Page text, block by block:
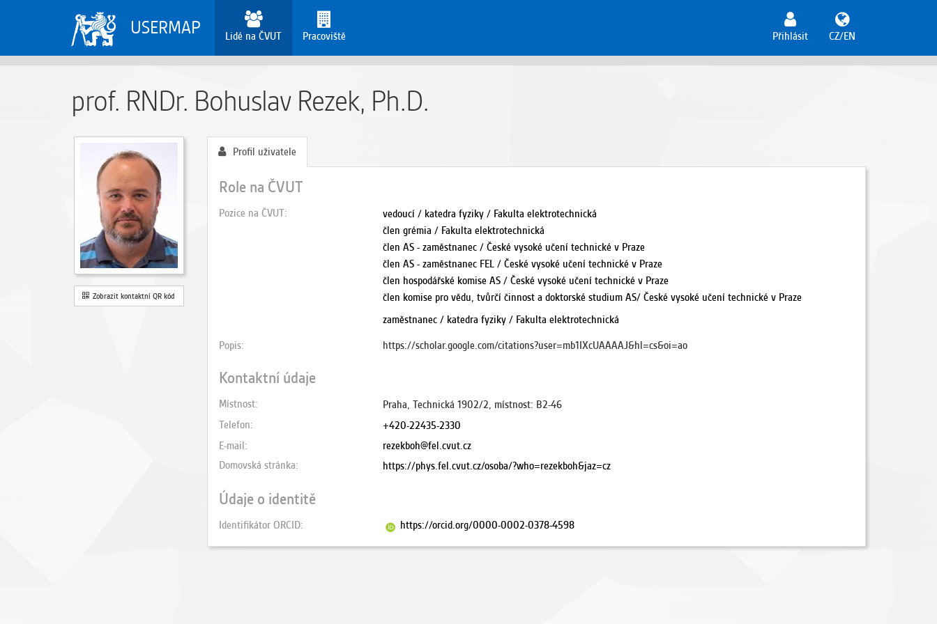
USERMAP Lidé na ČVUT Pracoviště Přihlásit CZ/EN
prof. RNDr. Bohuslav Rezek, Ph.D.
Zobrazit kontaktní QR kód
Profil uživatele
Role na ČVUT
Pozice na ČVUT
vedoucí / katedra fyziky / Fakulta elektrotechnická
člen grémia / Fakulta elektrotechnická
člen AS - zaměstnanec / České vysoké učení technické v Praze
člen AS - zaměstnanec FEL / České vysoké učení technické v Praze
člen hospodářské komise AS / České vysoké učení technické v Praze
člen komise pro vědu, tvůrčí činnost a doktorské studium AS/ České vysoké učení technické v Praze
zaměstnanec / katedra fyziky / Fakulta elektrotechnická
Popis https://scholar.google.com/citations?user=mb1IXcUAAAAJ&hl=cs&oi=ao
Kontaktní údaje
Místnost
Praha, Technická 1902/2, místnost: B2-46
Telefon
+420-22435-2330
E-mail
rezekboh@fel.cvut.cz
Domovská stránka
https://phys.fel.cvut.cz/osoba/?who=rezekboh&jaz=cz
Údaje o identitě
Identifikátor ORCID https://orcid.org/0000-0002-0378-4598